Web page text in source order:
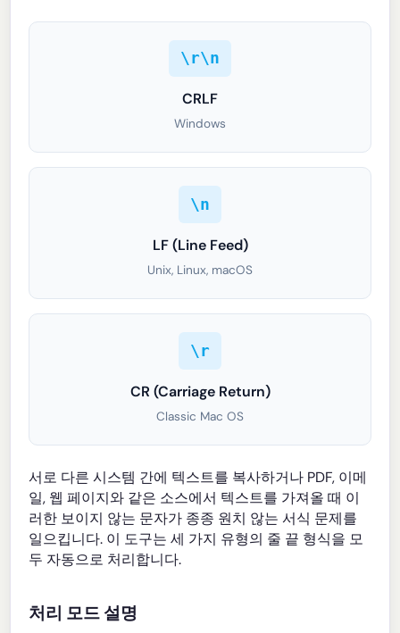
\r\n
CRLF
Windows
\n
LF (Line Feed)
Unix, Linux, macOS
\r
CR (Carriage Return)
Classic Mac OS
서로 다른 시스템 간에 텍스트를 복사하거나 PDF, 이메
일, 웹 페이지와 같은 소스에서 텍스트를 가져올 때 이
러한 보이지 않는 문자가 종종 원치 않는 서식 문제를
일으킵니다. 이 도구는 세 가지 유형의 줄 끝 형식을 모
두 자동으로 처리합니다.
처리 모드 설명